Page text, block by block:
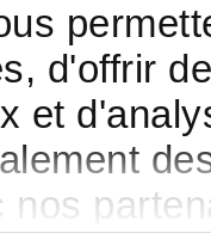
d'offrir
et
nos